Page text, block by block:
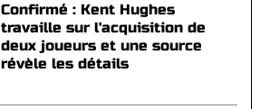
Confirmé : Kent Hughes
travaille sur l'acquisition de
deux joueurs et une source
révèle les détails